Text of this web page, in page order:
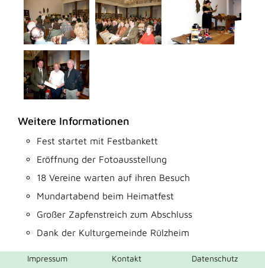
Weitere Informationen
Fest startet mit Festbankett
Eröffnung der Fotoausstellung
18 Vereine warten auf ihren Besuch
Mundartabend beim Heimatfest
Großer Zapfenstreich zum Abschluss
Dank der Kulturgemeinde Rülzheim
Impressum Kontakt Datenschutz